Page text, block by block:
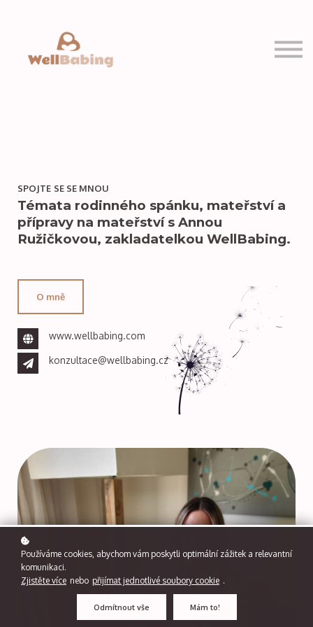
SPOJTE SE SE MNOU
Témata rodinného spánku, mateřství a
přípravy na mateřství s Annou
Ružičkovou, zakladatelkou WellBabing.
O mně
www.wellbabing.com
konzultace@wellbabing.cz
Používáme cookies, abychom vám poskytli optimální zážitek a relevantní
komunikaci.
Zjistěte více nebo přijímat jednotlivé soubory cookie .
Odmítnout vše Mám to!